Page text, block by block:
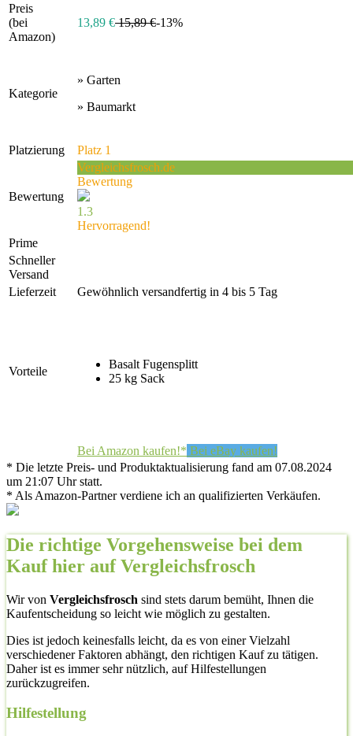
Preis
(bei
Amazon)
13,89 €15,89 €-13%
Kategorie
» Garten
» Baumarkt
Platzierung Platz 1
Bewertung
Vergleichsfrosch.de
Bewertung
1.3
Hervorragend!
Prime
Schneller
Versand
Lieferzeit
Gewöhnlich versandfertig in 4 bis 5 Tag
Vorteile
Basalt Fugensplitt
25 kg Sack
Bei Amazon kaufen!* Bei eBay kaufen!
* Die letzte Preis- und Produktaktualisierung fand am 07.08.2024
um 21:07 Uhr statt.
* Als Amazon-Partner verdiene ich an qualifizierten Verkäufen.
Die richtige Vorgehensweise bei dem
Kauf hier auf Vergleichsfrosch
Wir von Vergleichsfrosch sind stets darum bemüht, Ihnen die
Kaufentscheidung so leicht wie möglich zu gestalten.
Dies ist jedoch keinesfalls leicht, da es von einer Vielzahl
verschiedener Faktoren abhängt, den richtigen Kauf zu tätigen.
Daher ist es immer sehr nützlich, auf Hilfestellungen
zurückzugreifen.
Hilfestellung